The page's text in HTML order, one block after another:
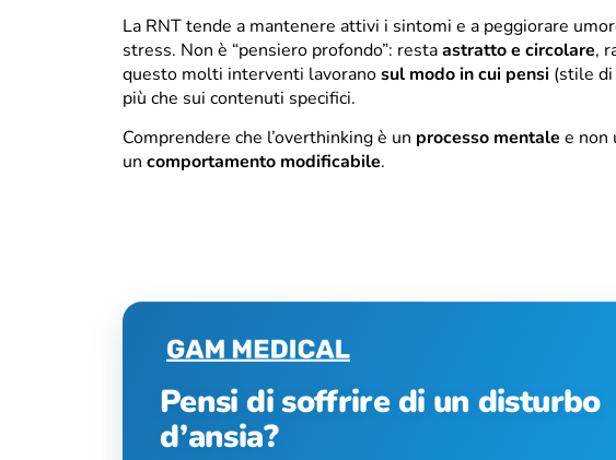
La RNT tende a mantenere attivi i sintomi e a peggiorare
stress. Non è “pensiero profondo”: restaastratto e circolare,
questo molti interventi lavoranosul modo in cui pensi (stile
più che sui contenuti specifici.
Comprendere che l’overthinking è un processo mentale e non
un comportamento modificabile.
Pensi di soffrire di un disturbo
d’ansia?